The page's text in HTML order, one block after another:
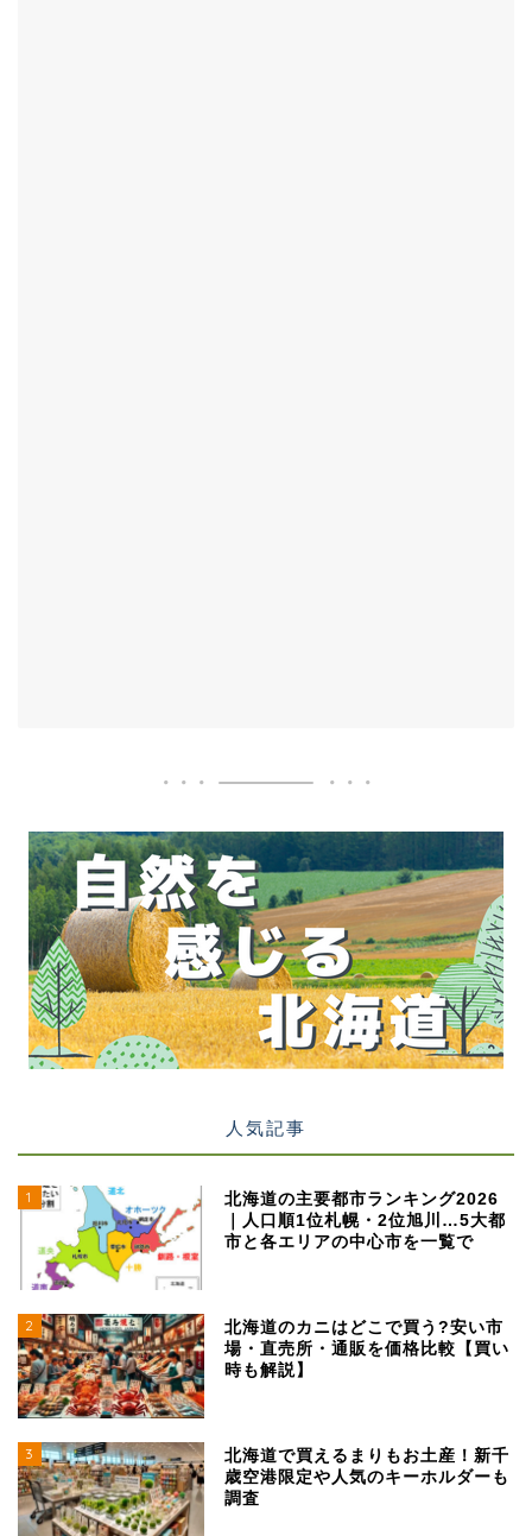
人気記事
1
北海道の主要都市ランキング2026
｜人口順1位札幌・2位旭川…5大都
市と各エリアの中心市を一覧で
2
北海道のカニはどこで買う?安い市
場・直売所・通販を価格比較【買い
時も解説】
3
北海道で買えるまりもお土産！新千
歳空港限定や人気のキーホルダーも
調査